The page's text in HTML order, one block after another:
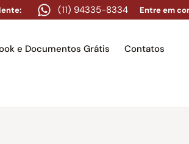
(11) 94335-8334 Entre em
e Documentos Grátis Contatos